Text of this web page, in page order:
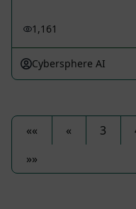
1,161
Cybersphere AI
«« « 3
»»